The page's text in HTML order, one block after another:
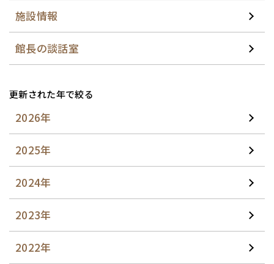
施設情報
館長の談話室
更新された年で絞る
2026年
2025年
2024年
2023年
2022年